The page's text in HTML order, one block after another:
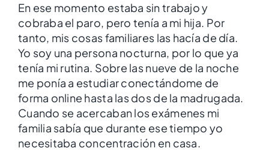
En ese momento estaba sin trabajo y
cobraba el paro, pero tenía a mi hija. Por
tanto, mis cosas familiares las hacía de día.
Yo soy una persona nocturna, por lo que ya
tenía mi rutina. Sobre las nueve de la noche
me ponía a estudiar conectándome de
forma online hasta las dos de la madrugada.
Cuando se acercaban los exámenes mi
familia sabía que durante ese tiempo yo
necesitaba concentración en casa.